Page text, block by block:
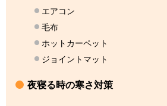
エアコン
毛布
ホットカーペット
ジョイントマット
夜寝る時の寒さ対策